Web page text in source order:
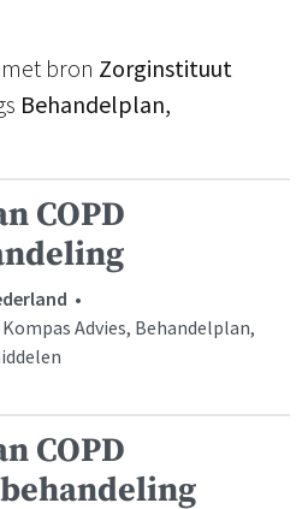
met bron Zorginstituut
Behandelplan,
COPD
•
Advies, Behandelplan,
COPD